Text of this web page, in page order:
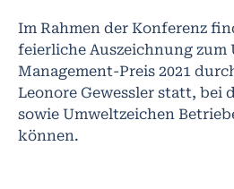
Im Rahmen der Konferenz
feierliche Auszeichnung zum
Management-Preis 2021
Leonore Gewessler statt, bei
sowie Umweltzeichen
können.